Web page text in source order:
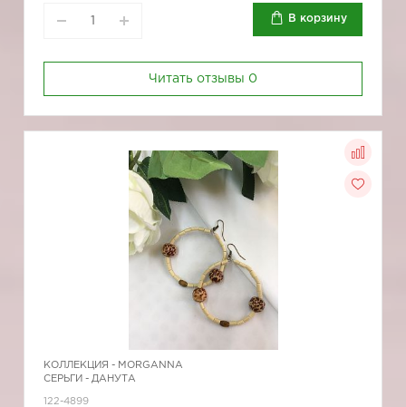
В корзину
Читать отзывы 0
КОЛЛЕКЦИЯ - MORGANNA
СЕРЬГИ - ДАНУТА
122-4899